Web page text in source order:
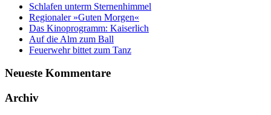
Schlafen unterm Sternenhimmel
Regionaler »Guten Morgen«
Das Kinoprogramm: Kaiserlich
Auf die Alm zum Ball
Feuerwehr bittet zum Tanz
Neueste Kommentare
Archiv